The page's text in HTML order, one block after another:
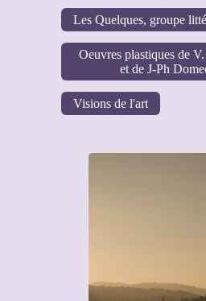
Les Quelques, groupe
Oeuvres plastiques de
et de J-Ph
Visions de l'art